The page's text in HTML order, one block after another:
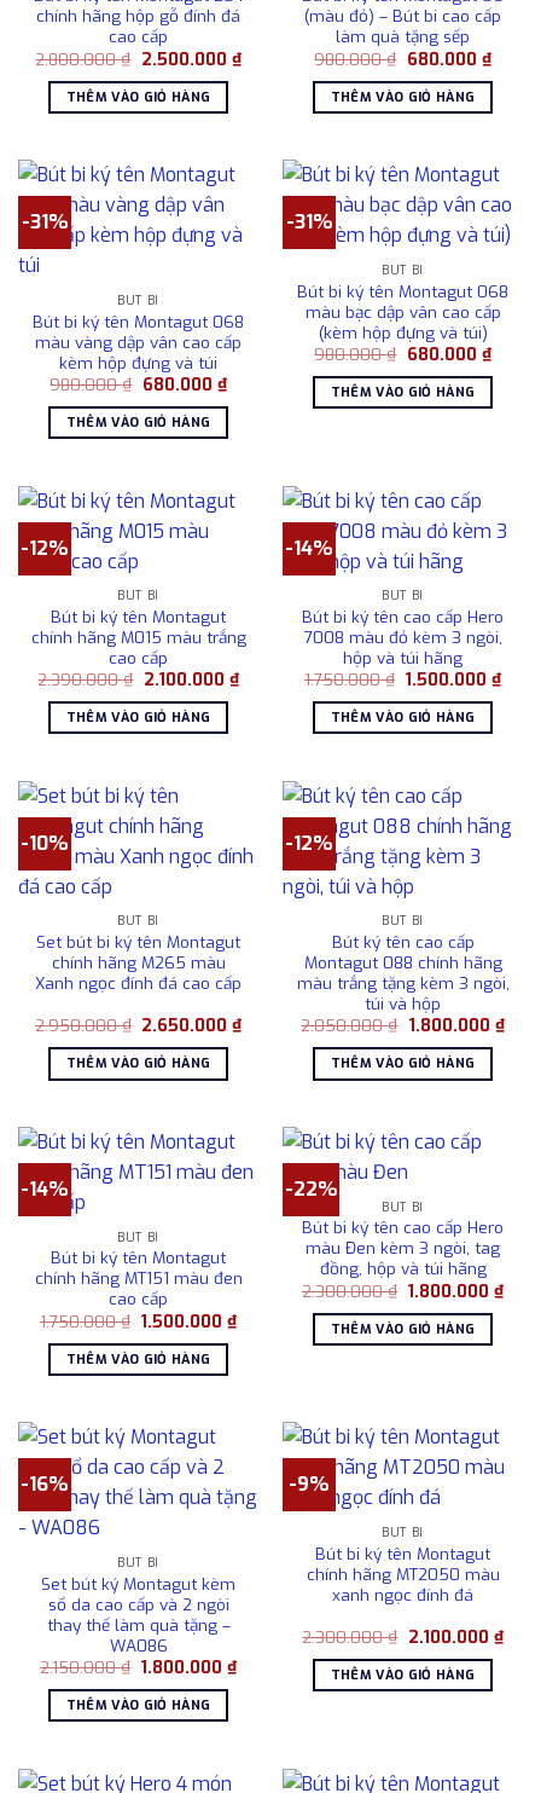
chính hãng hộp gỗ đính đá
cao cấp
2.800.000₫ Giá
là:
2.800.000 ₫.
2.500.000 ₫Giá
hiện
2.500.000 ₫.
THÊM VÀO GIỎ HÀNG
(màu đỏ) – Bút bi cao cấp
làm quà tặng sếp
980.000₫ Giá
là:
980.000 ₫.
680.000 ₫Giá
hiện
tại
THÊM VÀO GIỎ HÀNG
-31%
BÚT BI
Bút bi ký tên Montagut 068
màu vàng dập vân cao cấp
kèm hộp đựng và túi
980.000₫ Giá
là:
980.000 ₫.
680.000 ₫Giá
hiện
tại
680.000 ₫.
THÊM VÀO GIỎ HÀNG
-31%
BÚT BI
Bút bi ký tên Montagut 068
màu bạc dập vân cao cấp
(kèm hộp đựng và túi)
980.000₫ Giá
là:
980.000 ₫.
680.000 ₫Giá
hiện
tại
THÊM VÀO GIỎ HÀNG
-12%
BÚT BI
Bút bi ký tên Montagut
chính hãng M015 màu trắng
cao cấp
2.390.000₫ Giá
là:
2.390.000 ₫.
2.100.000 ₫Giá
hiện
2.100.000 ₫.
THÊM VÀO GIỎ HÀNG
-14%
BÚT BI
Bút bi ký tên cao cấp Hero
7008 màu đỏ kèm 3 ngòi,
hộp và túi hãng
1.750.000₫ Giá
là:
1.750.000 ₫.
1.500.000₫Giá
hiện
THÊM VÀO GIỎ HÀNG
-10%
BÚT BI
Set bút bi ký tên Montagut
chính hãng M265 màu
Xanh ngọc đính đá cao cấp
2.950.000₫ Giá
là:
2.950.000 ₫.
2.650.000₫Giá
2.650.000 ₫.
THÊM VÀO GIỎ HÀNG
-12%
BÚT BI
Bút ký tên cao cấp
Montagut 088 chính hãng
màu trắng tặng kèm 3 ngòi,
túi và hộp
2.050.000₫ Giá
là:
2.050.000 ₫.
1.800.000 ₫Giá
THÊM VÀO GIỎ HÀNG
-14%
BÚT BI
Bút bi ký tên Montagut
chính hãng MT151 màu đen
cao cấp
1.750.000₫ Giá
là:
1.750.000 ₫.
1.500.000₫Giá
hiện
THÊM VÀO GIỎ HÀNG
-22%
BÚT BI
Bút bi ký tên cao cấp Hero
màu Đen kèm 3 ngòi, tag
đồng, hộp và túi hãng
2.300.000₫ Giá
là:
2.300.000 ₫.
1.800.000₫Giá
hiện
THÊM VÀO GIỎ HÀNG
-16%
BÚT BI
Set bút ký Montagut kèm
sổ da cao cấp và 2 ngòi
thay thế làm quà tặng –
WA086
2.150.000₫ Giá
là:
2.150.000 ₫.
1.800.000₫Giá
hiện
THÊM VÀO GIỎ HÀNG
-9%
BÚT BI
Bút bi ký tên Montagut
chính hãng MT2050 màu
xanh ngọc đính đá
2.300.000₫ Giá
là:
2.300.000 ₫.
2.100.000 ₫Giá
hiện
THÊM VÀO GIỎ HÀNG